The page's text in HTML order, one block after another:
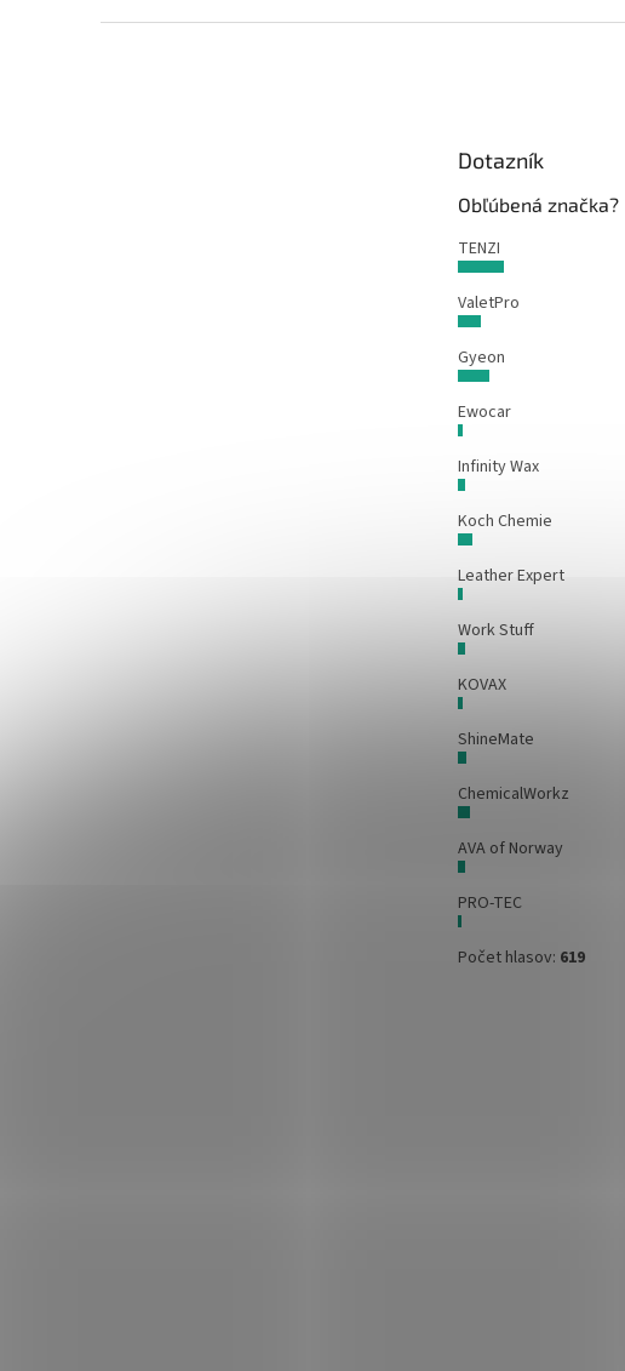
Dotazník
Obľúbená značka?
TENZI
ValetPro
Gyeon
Ewocar
Infinity Wax
Koch Chemie
Leather Expert
Work Stuff
KOVAX
ShineMate
ChemicalWorkz
AVA of Norway
PRO-TEC
Počet hlasov: 619